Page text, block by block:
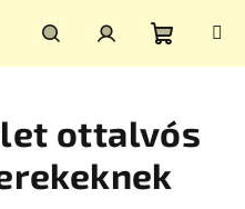
KeresésBejelentkezés
Kosár
ottalvós